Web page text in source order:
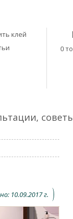
клей
0
10.09.2017 г.